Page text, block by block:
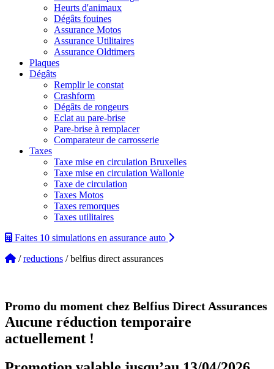
Heurts d'animaux
Dégâts fouines
Assurance Motos
Assurance Utilitaires
Assurance Oldtimers
Plaques
Dégâts
Remplir le constat
Crashform
Dégâts de rongeurs
Eclat au pare-brise
Pare-brise à remplacer
Comparateur de carrosserie
Taxes
Taxe mise en circulation Bruxelles
Taxe mise en circulation Wallonie
Taxe de circulation
Taxes Motos
Taxes remorques
Taxes utilitaires
Faites 10 simulations en assurance auto
/reductions / belfius direct assurances
Promo du moment chez Belfius Direct Assurances
Aucune réduction temporaire
actuellement !